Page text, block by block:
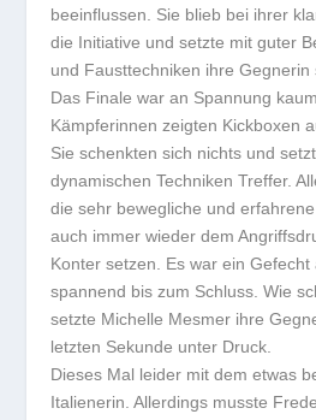
beeinflussen. Sie blieb bei ihrer
die Initiative und setzte mit guter
und Fausttechniken ihre Gegnerin
Das Finale war an Spannung
Kämpferinnen zeigten Kickboxen
Sie schenkten sich nichts und
dynamischen Techniken Treffer.
die sehr bewegliche und
auch immer wieder dem
Konter setzen. Es war ein Gefecht
spannend bis zum Schluss. Wie
setzte Michelle Mesmer ihre
letzten Sekunde unter Druck.
Dieses Mal leider mit dem etwas
Italienerin. Allerdings musste